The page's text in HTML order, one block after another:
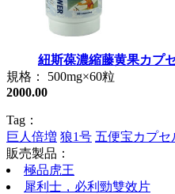
紐斯葆濃縮藤黄果カプ
規格： 500mg×60粒
2000.00
Tag：
巨人倍増 狼1号 五便宝カプセ
販売製品：
極品虎王
犀利士，必利勁雙效片